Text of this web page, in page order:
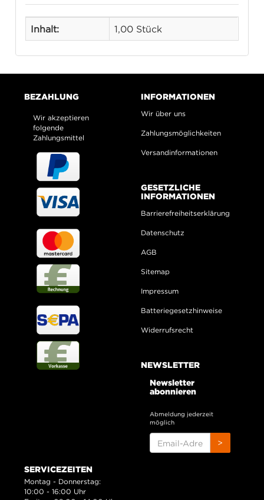
Inhalt: 1,00 Stück
BEZAHLUNG
Wir akzeptieren
folgende
Zahlungsmittel
INFORMATIONEN
Wir über uns
Zahlungsmöglichkeiten
Versandinformationen
GESETZLICHE
INFORMATIONEN
Barrierefreiheitserklärung
Datenschutz
AGB
Sitemap
Impressum
Batteriegesetzhinweise
Widerrufsrecht
NEWSLETTER
Newsletter
abonnieren
Abmeldung jederzeit
möglich
ADRESSE
>
SERVICEZEITEN
Montag - Donnerstag:
10:00 - 16:00 Uhr